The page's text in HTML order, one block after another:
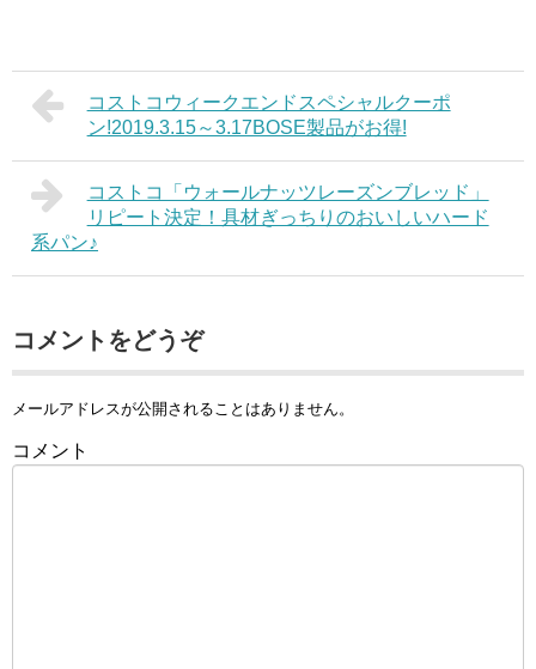
コストコウィークエンドスペシャルクーポ
ン!2019.3.15～3.17BOSE製品がお得!
コストコ「ウォールナッツレーズンブレッド」
リピート決定！具材ぎっちりのおいしいハード
系パン♪
コメントをどうぞ
メールアドレスが公開されることはありません。
コメント